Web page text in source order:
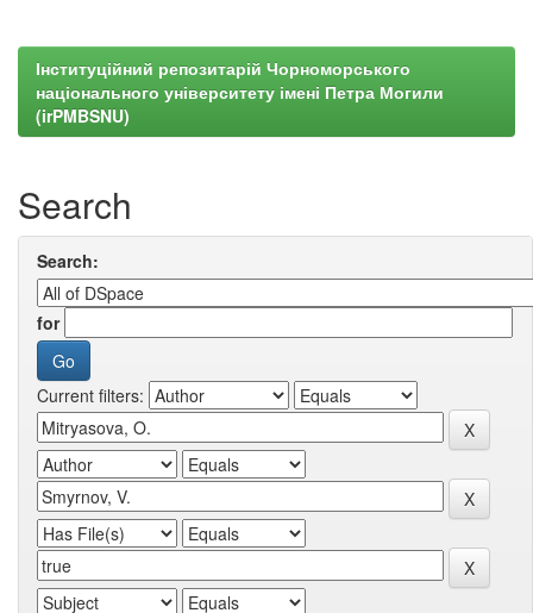
Інституційний репозитарій Чорноморського
національного університету імені Петра Могили
(irPMBSNU)
Search
Search:
for
Current filters: